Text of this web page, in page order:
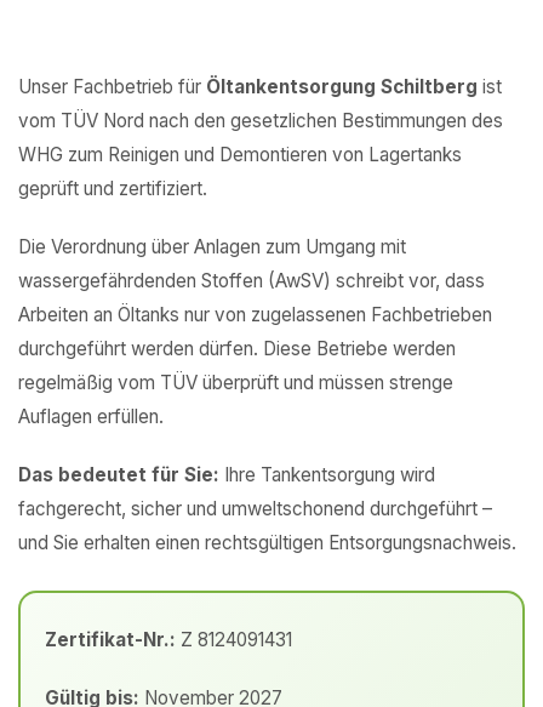
Unser Fachbetrieb für Öltankentsorgung Schiltberg ist
vom TÜV Nord nach den gesetzlichen Bestimmungen des
WHG zum Reinigen und Demontieren von Lagertanks
geprüft und zertifiziert.
Die Verordnung über Anlagen zum Umgang mit
wassergefährdenden Stoffen (AwSV) schreibt vor, dass
Arbeiten an Öltanks nur von zugelassenen Fachbetrieben
durchgeführt werden dürfen. Diese Betriebe werden
regelmäßig vom TÜV überprüft und müssen strenge
Auflagen erfüllen.
Das bedeutet für Sie: Ihre Tankentsorgung wird
fachgerecht, sicher und umweltschonend durchgeführt –
und Sie erhalten einen rechtsgültigen Entsorgungsnachweis.
Zertifikat-Nr.: Z 8124091431
Gültig bis: November 2027